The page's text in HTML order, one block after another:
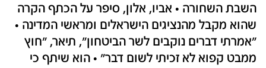
השבת השחורה • אביו, אלון, סיפר על הכתף הקרה
שהוא מקבל מהנציגים הישראלים ומראשי המדינה •
"אמרתי דברים נוקבים לשר הביטחון", תיאר, "חוץ
ממבט קפוא לא זכיתי לשום דבר" • הוא שיתף כי